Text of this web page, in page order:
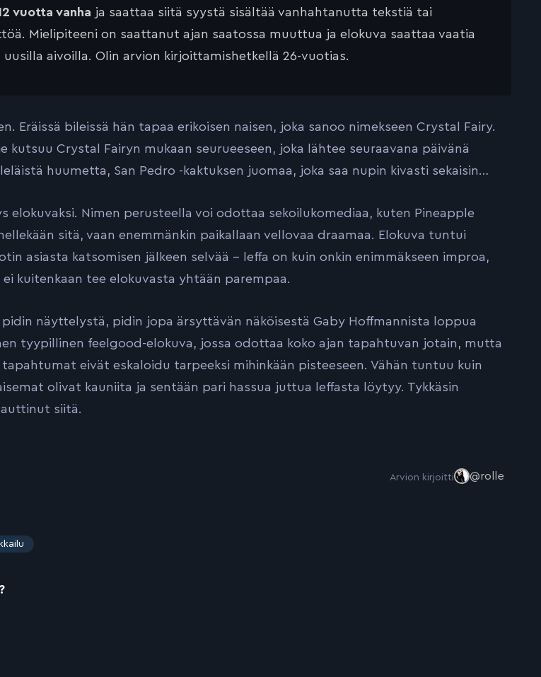
vuotta vanha ja saattaa siitä syystä sisältää vanhahtanutta tekstiä tai
Mielipiteeni on saattanut ajan saatossa muuttua ja elokuva saattaa vaatia
aivoilla. Olin arvion kirjoittamishetkellä 26-vuotias.
Eräissä bileissä hän tapaa erikoisen naisen, joka sanoo nimekseen Crystal Fairy.
kutsuu Crystal Fairyn mukaan seurueeseen, joka lähtee seuraavana päivänä
huumetta, San Pedro -kaktuksen juomaa, joka saa nupin kivasti sekaisin…
elokuvaksi. Nimen perusteella voi odottaa sekoilukomediaa, kuten Pineapple
sitä, vaan enemmänkin paikallaan vellovaa draamaa. Elokuva tuntui
asiasta katsomisen jälkeen selvää – leffa on kuin onkin enimmäkseen improa,
kuitenkaan tee elokuvasta yhtään parempaa.
pidin näyttelystä, pidin jopa ärsyttävän näköisestä Gaby Hoffmannista loppua
tyypillinen feelgood-elokuva, jossa odottaa koko ajan tapahtuvan jotain, mutta
eivät eskaloidu tarpeeksi mihinkään pisteeseen. Vähän tuntuu kuin
olivat kauniita ja sentään pari hassua juttua leffasta löytyy. Tykkäsin
siitä.
Arvion kirjoitti @rolle